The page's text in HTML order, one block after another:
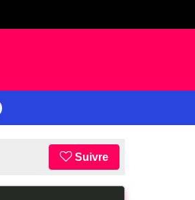
Suivre